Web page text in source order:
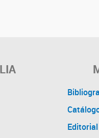
Editorial